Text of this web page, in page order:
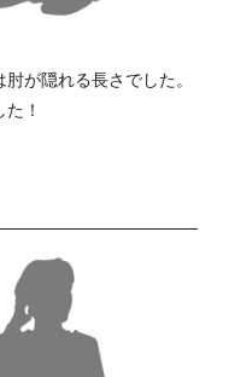
が隠れる長さでした。
！